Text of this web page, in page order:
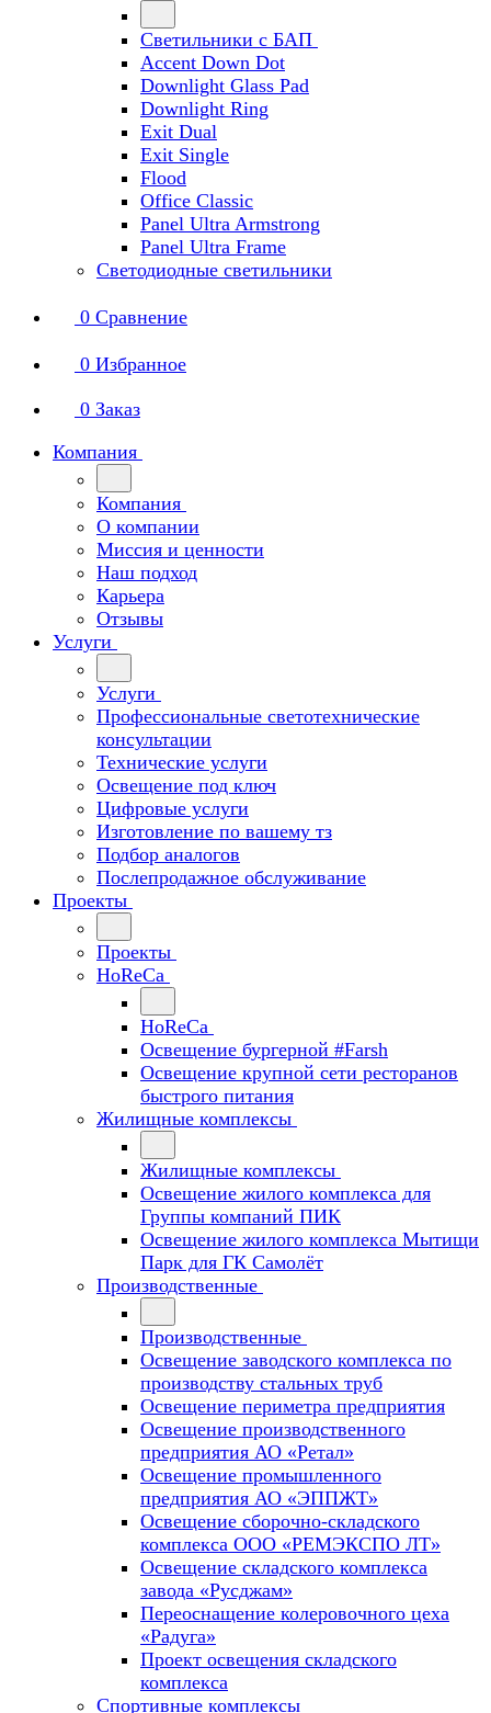
Светильники с БАП
Accent Down Dot
Downlight Glass Pad
Downlight Ring
Exit Dual
Exit Single
Flood
Office Classic
Panel Ultra Armstrong
Panel Ultra Frame
Светодиодные светильники
0 Сравнение
0 Избранное
0 Заказ
Компания
Компания
О компании
Миссия и ценности
Наш подход
Карьера
Отзывы
Услуги
Услуги
Профессиональные светотехнические
консультации
Технические услуги
Освещение под ключ
Цифровые услуги
Изготовление по вашему тз
Подбор аналогов
Послепродажное обслуживание
Проекты
Проекты
HoReCa
HoReCa
Освещение бургерной #Farsh
Освещение крупной сети ресторанов
быстрого питания
Жилищные комплексы
Жилищные комплексы
Освещение жилого комплекса для
Группы компаний ПИК
Освещение жилого комплекса Мытищи
Парк для ГК Самолёт
Производственные
Производственные
Освещение заводского комплекса по
производству стальных труб
Освещение периметра предприятия
Освещение производственного
предприятия АО «Ретал»
Освещение промышленного
предприятия АО «ЭППЖТ»
Освещение сборочно-складского
комплекса ООО «РЕМЭКСПО ЛТ»
Освещение складского комплекса
завода «Русджам»
Переоснащение колеровочного цеха
«Радуга»
Проект освещения складского
комплекса
Спортивные комплексы